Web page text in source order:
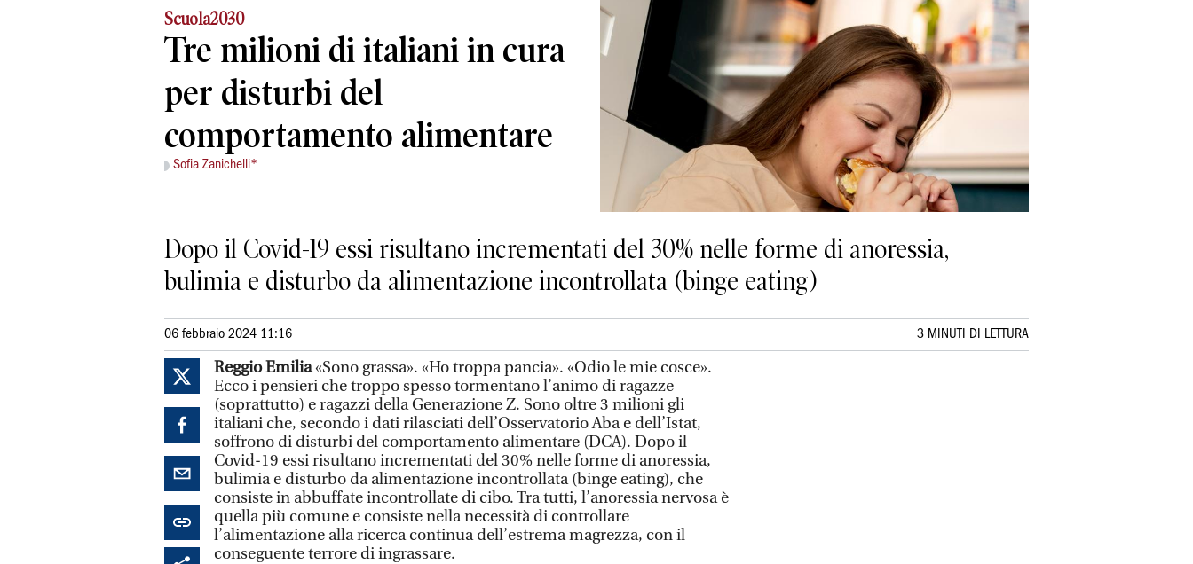
Scuola2030
Tre milioni di italiani in cura
per disturbi del
comportamento alimentare
Sofia Zanichelli*
Dopo il Covid-19 essi risultano incrementati del 30% nelle forme di anoressia,
bulimia e disturbo da alimentazione incontrollata (binge eating)
06 febbraio 2024 11:16 3 MINUTI DI LETTURA
Reggio Emilia«Sono grassa». «Ho troppa pancia». «Odio le mie cosce».
Ecco i pensieri che troppo spesso tormentano l’animo di ragazze
(soprattutto) e ragazzi della Generazione Z. Sono oltre 3 milioni gli
italiani che, secondo i dati rilasciati dell’Osservatorio Aba e dell’Istat,
soffrono di disturbi del comportamento alimentare (DCA). Dopo il
Covid-19 essi risultano incrementati del 30% nelle forme di anoressia,
bulimia e disturbo da alimentazione incontrollata (binge eating), che
consiste in abbuffate incontrollate di cibo. Tra tutti, l’anoressia nervosa è
quella più comune e consiste nella necessità di controllare
l’alimentazione alla ricerca continua dell’estrema magrezza, con il
conseguente terrore di ingrassare.